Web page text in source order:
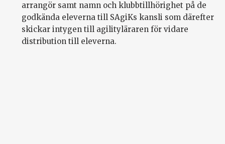
arrangör samt namn och klubbtillhörighet på de
godkända eleverna till SAgiKs kansli som därefter
skickar intygen till agilityläraren för vidare
distribution till eleverna.